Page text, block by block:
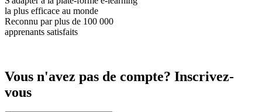
la plus efficace au monde
Reconnu par plus de 100 000
apprenants satisfaits
Vous n'avez pas de compte? Inscrivez-
vous